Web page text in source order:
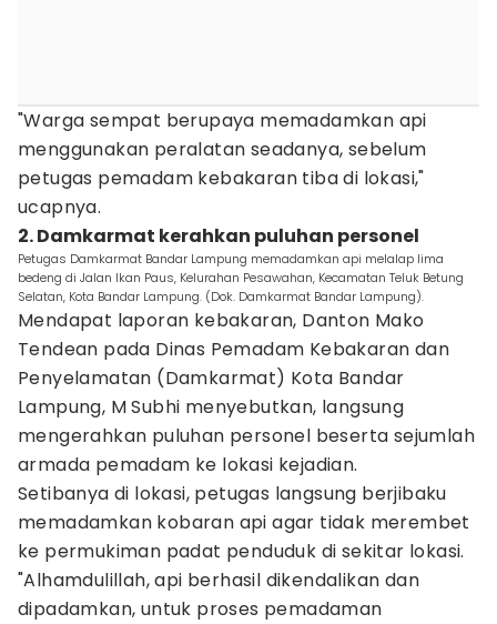
"Warga sempat berupaya memadamkan api
menggunakan peralatan seadanya, sebelum
petugas pemadam kebakaran tiba di lokasi,"
ucapnya.
2. Damkarmat kerahkan puluhan personel
Petugas Damkarmat Bandar Lampung memadamkan api melalap lima
bedeng di Jalan Ikan Paus, Kelurahan Pesawahan, Kecamatan Teluk Betung
Selatan, Kota Bandar Lampung. (Dok. Damkarmat Bandar Lampung).
Mendapat laporan kebakaran, Danton Mako
Tendean pada Dinas Pemadam Kebakaran dan
Penyelamatan (Damkarmat) Kota Bandar
Lampung, M Subhi menyebutkan, langsung
mengerahkan puluhan personel beserta sejumlah
armada pemadam ke lokasi kejadian.
Setibanya di lokasi, petugas langsung berjibaku
memadamkan kobaran api agar tidak merembet
ke permukiman padat penduduk di sekitar lokasi.
"Alhamdulillah, api berhasil dikendalikan dan
dipadamkan, untuk proses pemadaman